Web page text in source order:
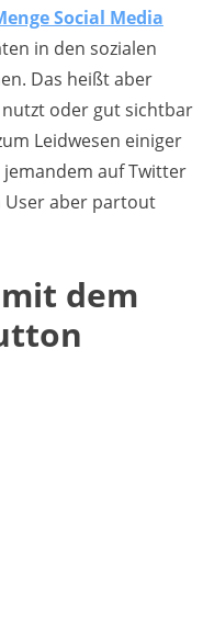
Social Media
in den sozialen
Das heißt aber
oder gut sichtbar
Leidwesen einiger
auf Twitter
User aber partout
dem